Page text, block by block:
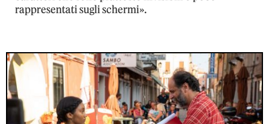
rappresentati sugli schermi».